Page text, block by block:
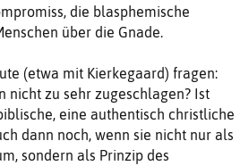
die blasphemische
über die Gnade.
(etwa mit Kierkegaard) fragen:
nicht zu sehr zugeschlagen? Ist
eine authentisch christliche
dann noch, wenn sie nicht nur als
sondern als Prinzip des